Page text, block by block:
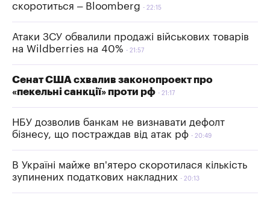
скоротиться – Bloomberg
22:15
Атаки ЗСУ обвалили продажі військових товарів
на Wildberries на 40%
21:57
Сенат США схвалив законопроект про
«пекельні санкції» проти рф
21:17
НБУ дозволив банкам не визнавати дефолт
бізнесу, що постраждав від атак рф
20:49
В Україні майже вп'ятеро скоротилася кількість
зупинених податкових накладних
20:13